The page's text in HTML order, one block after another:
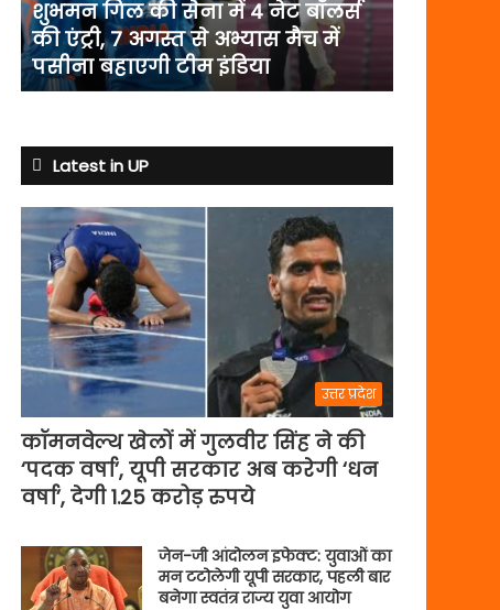
बॉलर्स
की
एंट्री,
7
अभ्यास
मैच
में
पसीना
बहाएगी
टीम
इंडिया
शुभमन गिल की सेना में 4 नेट बॉलर्स
की एंट्री, 7 अगस्त से अभ्यास मैच में
पसीना बहाएगी टीम इंडिया
Latest in UP
उत्तर प्रदेश
कॉमनवेल्थ खेलों में गुलवीर सिंह ने की
‘पदक वर्षा’, यूपी सरकार अब करेगी ‘धन
वर्षा’, देगी 1.25 करोड़ रुपये
जेन-जी आंदोलन इफेक्ट: युवाओं का
मन टटोलेगी यूपी सरकार, पहली बार
बनेगा स्वतंत्र राज्य युवा आयोग